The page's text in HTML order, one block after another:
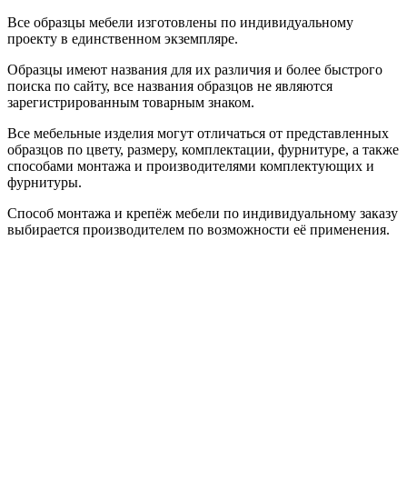
Все образцы мебели изготовлены по индивидуальному
проекту в единственном экземпляре.
Образцы имеют названия для их различия и более быстрого
поиска по сайту, все названия образцов не являются
зарегистрированным товарным знаком.
Все мебельные изделия могут отличаться от представленных
образцов по цвету, размеру, комплектации, фурнитуре, а также
способами монтажа и производителями комплектующих и
фурнитуры.
Способ монтажа и крепёж мебели по индивидуальному заказу
выбирается производителем по возможности её применения.